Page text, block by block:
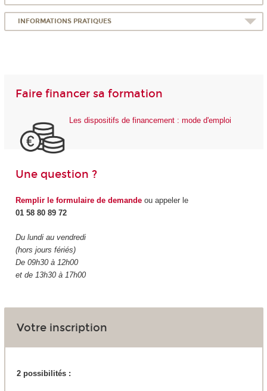
INFORMATIONS PRATIQUES
Faire financer sa formation
Les dispositifs de financement : mode d'emploi
Une question ?
Remplir le formulaire de demandeou appeler le
01 58 80 89 72
Du lundi au vendredi
(hors jours fériés)
De 09h30 à 12h00
et de 13h30 à 17h00
Votre inscription
2 possibilités :